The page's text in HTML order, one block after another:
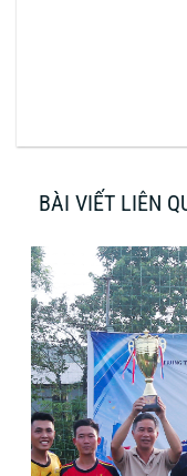
BÀI VIẾT LIÊN